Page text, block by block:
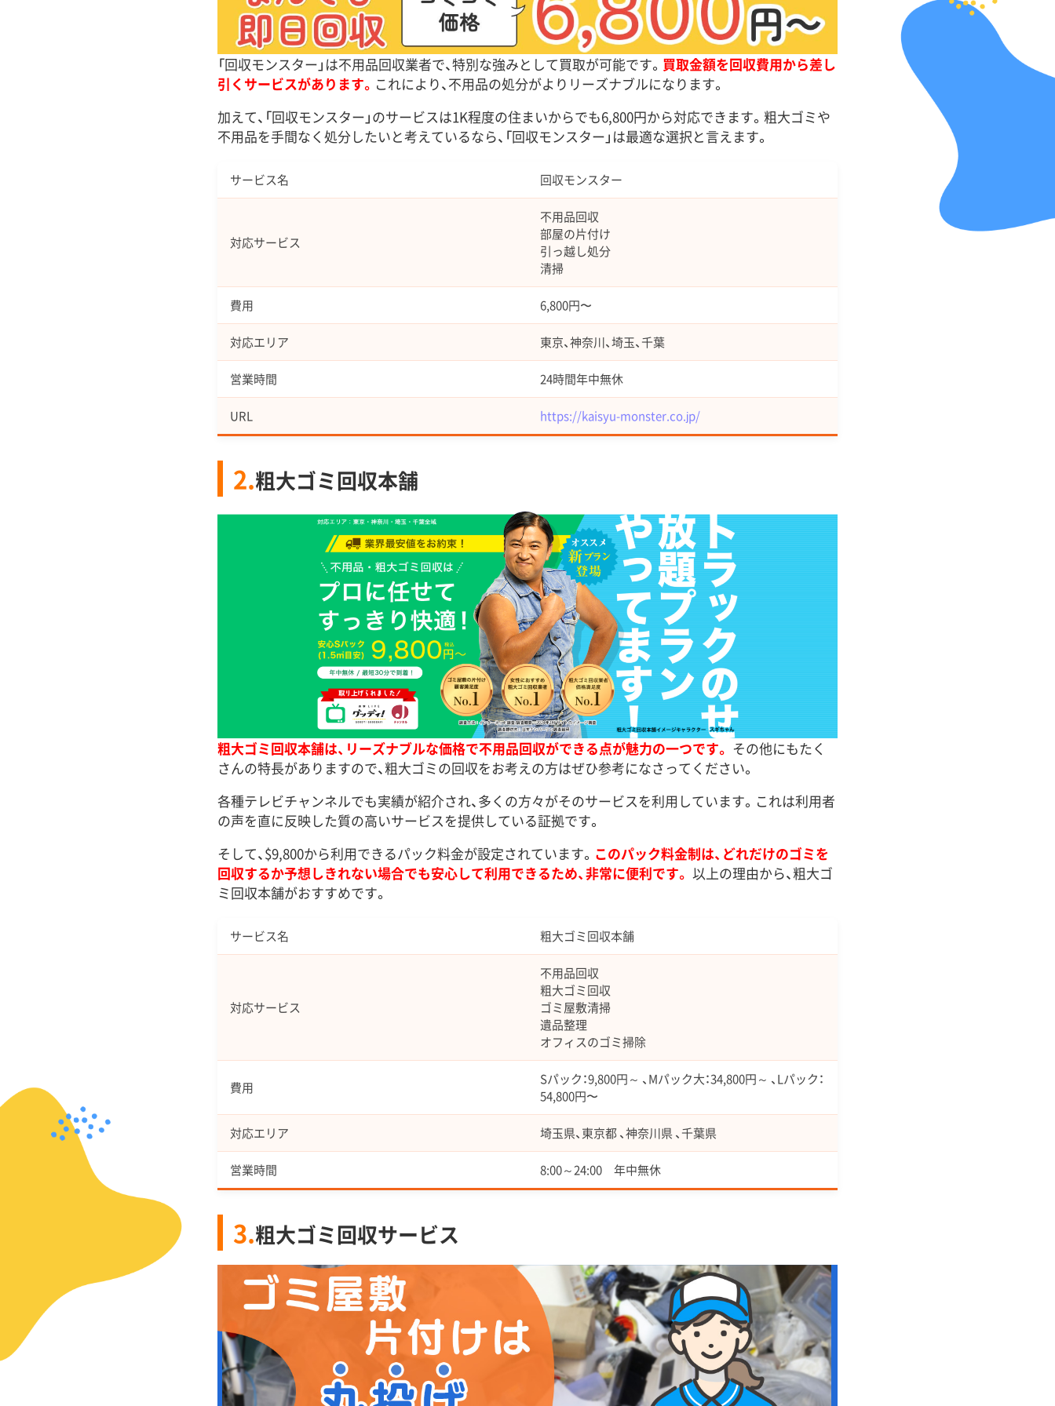
「回収モンスター」は不用品回収業者で、特別な強みとして買取が可能です。 買取金額を回収費用から差し
引くサービスがあります。 これにより、不用品の処分がよりリーズナブルになります。
加えて、「回収モンスター」のサービスは1K程度の住まいからでも6,800円から対応できます。粗大ゴミや
不用品を手間なく処分したいと考えているなら、「回収モンスター」は最適な選択と言えます。
サービス名 回収モンスター
対応サービス
不用品回収
部屋の片付け
引っ越し処分
清掃
費用 6,800円〜
対応エリア 東京、神奈川、埼玉、千葉
営業時間 24時間年中無休
URL https://kaisyu-monster.co.jp/
2.粗大ゴミ回収本舗
粗大ゴミ回収本舗は、リーズナブルな価格で不用品回収ができる点が魅力の一つです。 その他にもたく
さんの特長がありますので、粗大ゴミの回収をお考えの方はぜひ参考になさってください。
各種テレビチャンネルでも実績が紹介され、多くの方々がそのサービスを利用しています。これは利用者
の声を直に反映した質の高いサービスを提供している証拠です。
そして、$9,800から利用できるパック料金が設定されています。 このパック料金制は、どれだけのゴミを
回収するか予想しきれない場合でも安心して利用できるため、非常に便利です。 以上の理由から、粗大ゴ
ミ回収本舗がおすすめです。
サービス名 粗大ゴミ回収本舗
対応サービス
不用品回収
粗大ゴミ回収
ゴミ屋敷清掃
遺品整理
オフィスのゴミ掃除
費用
Sパック：9,800円～ 、Mパック大：34,800円～ 、Lパック：
54,800円〜
対応エリア 埼玉県、東京都 、神奈川県 、千葉県
営業時間 8:00～24:00 年中無休
3.粗大ゴミ回収サービス